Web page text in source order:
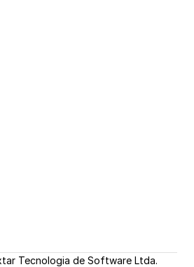
Tecnologia de Software Ltda.